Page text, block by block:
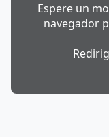
Espere un
navegador